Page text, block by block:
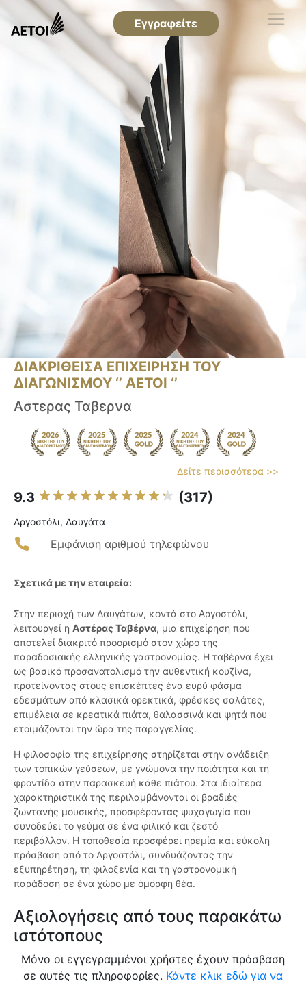
Εγγραφείτε
ΔΙΑΚΡΙΘΕΙΣΑ ΕΠΙΧΕΙΡΗΣΗ ΤΟΥ
ΔΙΑΓΩΝΙΣΜΟΥ ‘’ ΑΕΤΟΙ ‘’
Αστερας Ταβερνα
Δείτε περισσότερα >>
9.3 (317)
Αργοστόλι, Δαυγάτα
Εμφάνιση αριθμού τηλεφώνου
Σχετικά με την εταιρεία:
Στην περιοχή των Δαυγάτων, κοντά στο Αργοστόλι,
λειτουργεί η Αστέρας Ταβέρνα, μια επιχείρηση που
αποτελεί διακριτό προορισμό στον χώρο της
παραδοσιακής ελληνικής γαστρονομίας. Η ταβέρνα έχει
ως βασικό προσανατολισμό την αυθεντική κουζίνα,
προτείνοντας στους επισκέπτες ένα ευρύ φάσμα
εδεσμάτων από κλασικά ορεκτικά, φρέσκες σαλάτες,
επιμέλεια σε κρεατικά πιάτα, θαλασσινά και ψητά που
ετοιμάζονται την ώρα της παραγγελίας.
Η φιλοσοφία της επιχείρησης στηρίζεται στην ανάδειξη
των τοπικών γεύσεων, με γνώμονα την ποιότητα και τη
φροντίδα στην παρασκευή κάθε πιάτου. Στα ιδιαίτερα
χαρακτηριστικά της περιλαμβάνονται οι βραδιές
ζωντανής μουσικής, προσφέροντας ψυχαγωγία που
συνοδεύει το γεύμα σε ένα φιλικό και ζεστό
περιβάλλον. Η τοποθεσία προσφέρει ηρεμία και εύκολη
πρόσβαση από το Αργοστόλι, συνδυάζοντας την
εξυπηρέτηση, τη φιλοξενία και τη γαστρονομική
παράδοση σε ένα χώρο με όμορφη θέα.
Αξιολογήσεις από τους παρακάτω
ιστότοπους
Μόνο οι εγγεγραμμένοι χρήστες έχουν πρόσβαση
σε αυτές τις πληροφορίες. Κάντε κλικ εδώ για να